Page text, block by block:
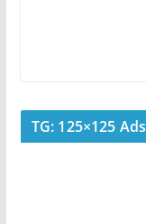
TG: 125×125 Ads